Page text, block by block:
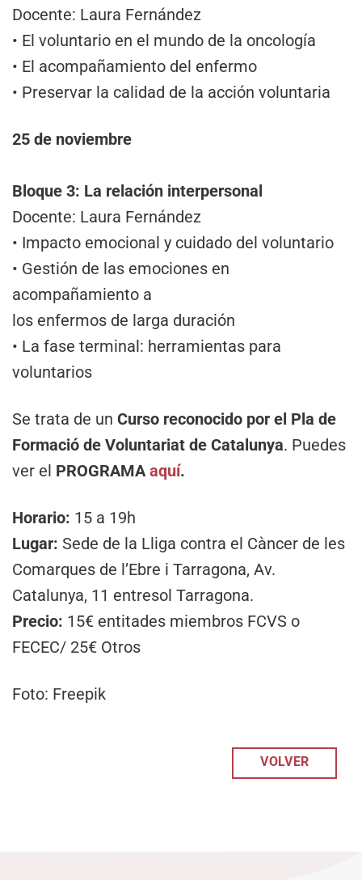
Docente: Laura Fernández
• El voluntario en el mundo de la oncología
• El acompañamiento del enfermo
• Preservar la calidad de la acción voluntaria
25 de noviembre
Bloque 3: La relación interpersonal
Docente: Laura Fernández
• Impacto emocional y cuidado del voluntario
• Gestión de las emociones en
acompañamiento a
los enfermos de larga duración
• La fase terminal: herramientas para
voluntarios
Se trata de un Curso reconocido por el Pla de
Formació de Voluntariat de Catalunya. Puedes
ver el PROGRAMAaquí.
Horario: 15 a 19h
Lugar: Sede de la Lliga contra el Càncer de les
Comarques de l’Ebre i Tarragona, Av.
Catalunya, 11 entresol Tarragona.
Precio: 15€ entitades miembros FCVS o
FECEC/ 25€ Otros
Foto: Freepik
VOLVER